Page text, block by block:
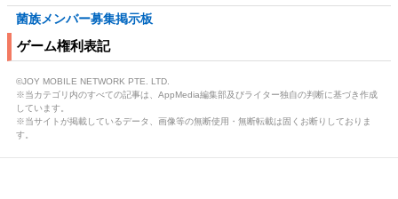
菌族メンバー募集掲示板
ゲーム権利表記
©JOY MOBILE NETWORK PTE. LTD.
※当カテゴリ内のすべての記事は、AppMedia編集部及びライター独自の判断に基づき作成
しています。
※当サイトが掲載しているデータ、画像等の無断使用・無断転載は固くお断りしておりま
す。